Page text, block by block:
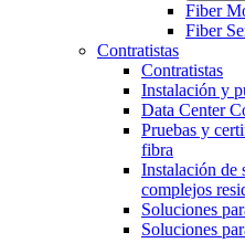
Fiber
Fiber
Contratistas
Contratistas
Instalación y
Data Center
Pruebas y
fibra
Instalación de
complejos
Soluciones
Soluciones